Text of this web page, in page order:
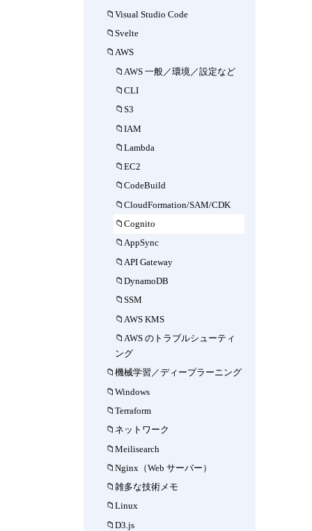
Visual Studio Code
Svelte
AWS
AWS 一般／環境／設定など
CLI
S3
IAM
Lambda
EC2
CodeBuild
CloudFormation/SAM/CDK
Cognito
AppSync
API Gateway
DynamoDB
SSM
AWS KMS
AWS のトラブルシューティ
ング
機械学習／ディープラーニング
Windows
Terraform
ネットワーク
Meilisearch
Nginx（Web サーバー）
雑多な技術メモ
Linux
D3.js